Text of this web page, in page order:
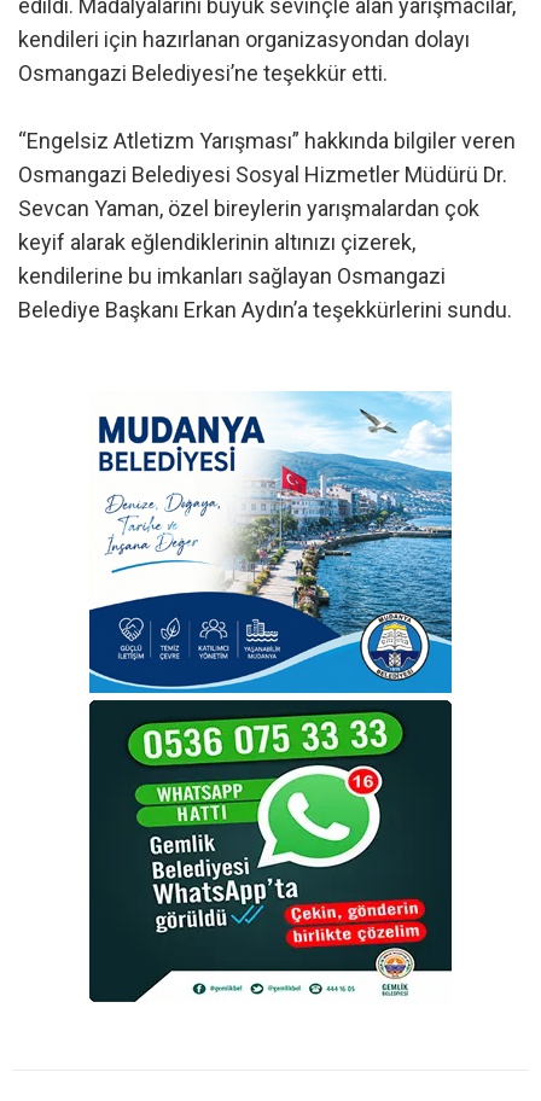
edildi. Madalyalarını büyük sevinçle alan yarışmacılar,
kendileri için hazırlanan organizasyondan dolayı
Osmangazi Belediyesi’ne teşekkür etti.
“Engelsiz Atletizm Yarışması” hakkında bilgiler veren
Osmangazi Belediyesi Sosyal Hizmetler Müdürü Dr.
Sevcan Yaman, özel bireylerin yarışmalardan çok
keyif alarak eğlendiklerinin altınızı çizerek,
kendilerine bu imkanları sağlayan Osmangazi
Belediye Başkanı Erkan Aydın’a teşekkürlerini sundu.